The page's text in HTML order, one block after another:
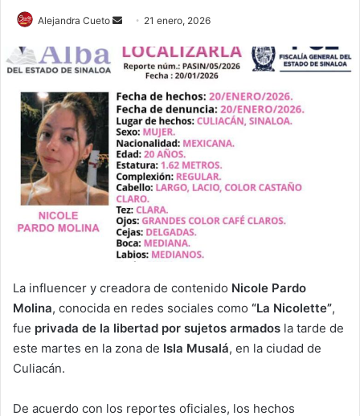
Alejandra Cueto
Send
email
21 enero, 2026
La influencer y creadora de contenido Nicole Pardo
Molina, conocida en redes sociales como “La Nicolette”,
fue privada de la libertad por sujetos armados la tarde de
este martes en la zona de Isla Musalá, en la ciudad de
Culiacán.
De acuerdo con los reportes oficiales, los hechos